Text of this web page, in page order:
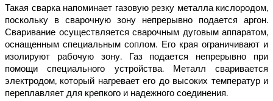
Такая сварка напоминает газовую резку металла кислородом,
поскольку в сварочную зону непрерывно подается аргон.
Сваривание осуществляется сварочным дуговым аппаратом,
оснащенным специальным соплом. Его края ограничивают и
изолируют рабочую зону. Газ подается непрерывно при
помощи специального устройства. Металл сваривается
электродом, который нагревает его до высоких температур и
переплавляет для крепкого и надежного соединения.